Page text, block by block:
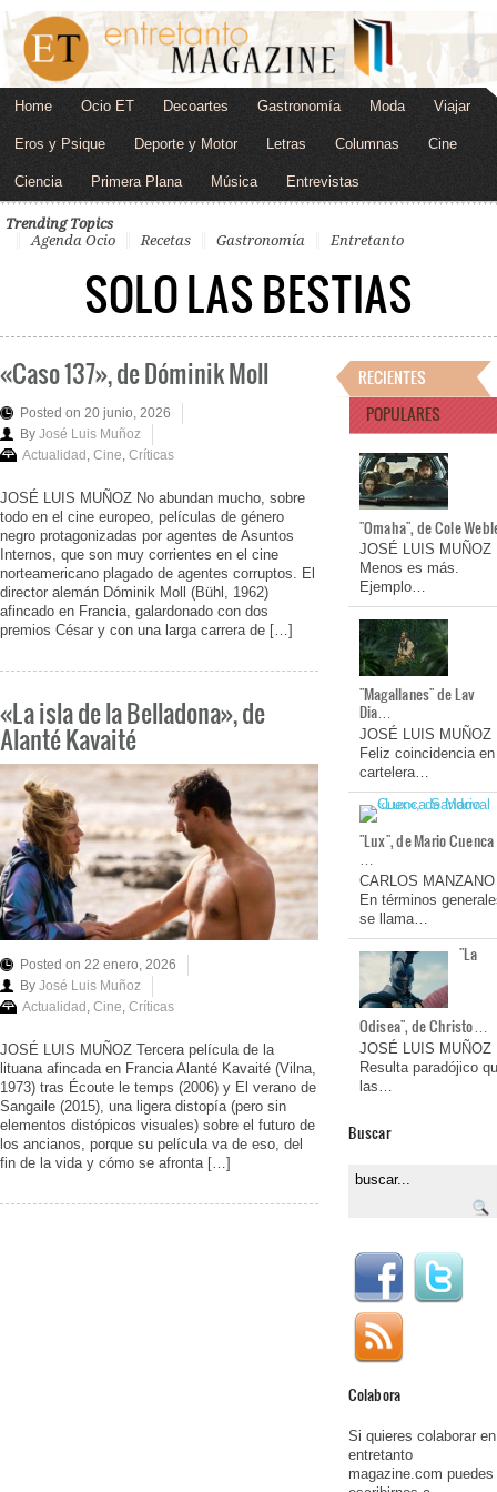
Home Ocio ET Decoartes Gastronomía Moda Viajar
Eros y Psique Deporte y Motor Letras Columnas Cine
Ciencia Primera Plana Música Entrevistas
Trending Topics
Agenda Ocio
Recetas Gastronomía Entretanto
SOLO LAS BESTIAS
«Caso 137», de Dóminik Moll
Posted on 20 junio, 2026
By José Luis Muñoz
Actualidad Cine Críticas
JOSÉ LUIS MUÑOZ No abundan mucho, sobre
todo en el cine europeo, películas de género
negro protagonizadas por agentes de Asuntos
Internos, que son muy corrientes en el cine
norteamericano plagado de agentes corruptos. El
director alemán Dóminik Moll (Bühl, 1962)
afincado en Francia, galardonado con dos
premios César y con una larga carrera de […]
«La isla de la Belladona», de
Alanté Kavaité
Posted on 22 enero, 2026
By José Luis Muñoz
Actualidad, Cine, Críticas
JOSÉ LUIS MUÑOZ Tercera película de la
lituana afincada en Francia Alanté Kavaité (Vilna,
1973) tras Écoute le temps (2006) y El verano de
Sangaile (2015), una ligera distopía (pero sin
elementos distópicos visuales) sobre el futuro de
los ancianos, porque su película va de eso, del
fin de la vida y cómo se afronta […]
RECIENTES
POPULARES
"Omaha", de Cole
JOSÉ LUIS MUÑOZ
Menos es más.
Ejemplo…
"Magallanes" de Lav
Dia…
JOSÉ LUIS MUÑOZ
Feliz coincidencia en
cartelera…
"Lux", de Mario Cuenca
…
CARLOS MANZANO
En términos
se llama…
"La
Odisea", de Christo…
JOSÉ LUIS MUÑOZ
Resulta paradójico
las…
Buscar
Colabora
Si quieres colaborar en
entretanto
magazine.com puedes